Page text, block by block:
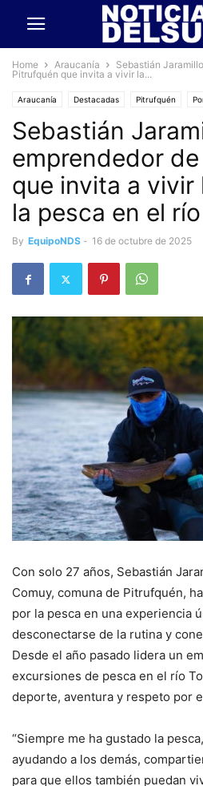
Home Araucanía
Sebastián
Pitrufquén que invita a vivir la...
Araucanía Destacadas Pitrufquén
Sebastián
emprendedor
que invita a vivir
la pesca en el
By EquipoNDS - 16 de octubre de 2025
Con solo 27 años, Sebastián
Comuy, comuna de Pitrufquén,
por la pesca en una experiencia
desconectarse de la rutina y
Desde el año pasado lidera un
excursiones de pesca en el río
deporte, aventura y respeto por
“Siempre me ha gustado la
ayudando a los demás,
para que ellos también puedan